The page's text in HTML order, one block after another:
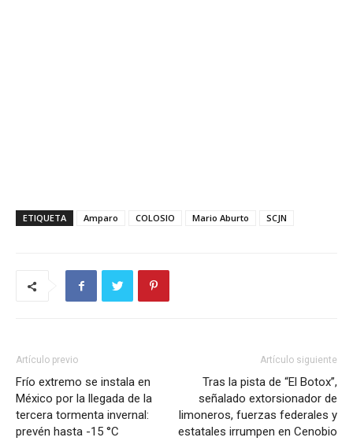
ETIQUETA Amparo COLOSIO Mario Aburto SCJN
Artículo previo
Frío extremo se instala en
México por la llegada de la
tercera tormenta invernal:
prevén hasta -15 °C
Artículo siguiente
Tras la pista de “El Botox”,
señalado extorsionador de
limoneros, fuerzas federales y
estatales irrumpen en Cenobio